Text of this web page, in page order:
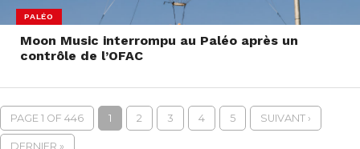
PALÉO
Moon Music interrompu au Paléo après un
contrôle de l’OFAC
PAGE 1 OF 446 1 2 3 4 5 SUIVANT ›
DERNIER »